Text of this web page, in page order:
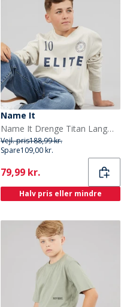
Name It
Name It Drenge Titan Langærmet T-shirt Moonbeam
Vejl. pris188,99 kr.
Spare109,00 kr.
Current
79,99 kr.
Halv pris eller mindre